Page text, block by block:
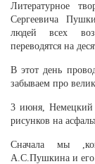
Литературное
Сергеевича
людей всех
переводятся на
В этот день
забываем про
3 июня,
рисунков на
Сначала мы
А.С.Пушкина и его